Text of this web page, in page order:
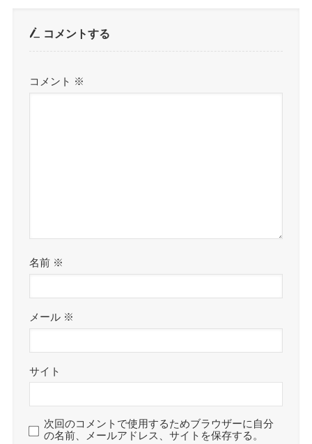
コメントする
コメント ※
名前 ※
メール ※
サイト
次回のコメントで使用するためブラウザーに自分
の名前、メールアドレス、サイトを保存する。